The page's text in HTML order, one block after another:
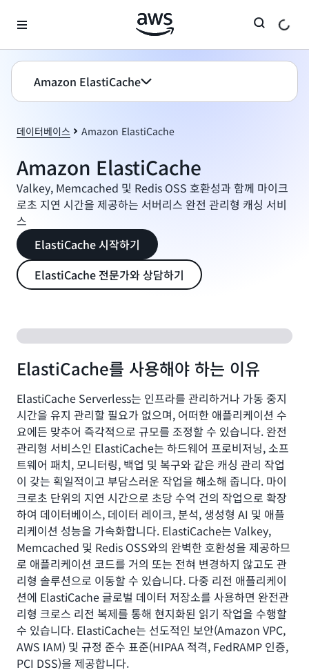
Amazon ElastiCache
데이터베이스 Amazon ElastiCache
Amazon ElastiCache
Valkey, Memcached 및 Redis OSS 호환성과 함께 마이크
로초 지연 시간을 제공하는 서버리스 완전 관리형 캐싱 서비
스
ElastiCache 시작하기
ElastiCache 전문가와 상담하기
ElastiCache를 사용해야 하는 이유
ElastiCache Serverless는 인프라를 관리하거나 가동 중지
시간을 유지 관리할 필요가 없으며, 어떠한 애플리케이션 수
요에든 맞추어 즉각적으로 규모를 조정할 수 있습니다. 완전
관리형 서비스인 ElastiCache는 하드웨어 프로비저닝, 소프
트웨어 패치, 모니터링, 백업 및 복구와 같은 캐싱 관리 작업
이 갖는 획일적이고 부담스러운 작업을 해소해 줍니다. 마이
크로초 단위의 지연 시간으로 초당 수억 건의 작업으로 확장
하여 데이터베이스, 데이터 레이크, 분석, 생성형 AI 및 애플
리케이션 성능을 가속화합니다. ElastiCache는 Valkey,
Memcached 및 Redis OSS와의 완벽한 호환성을 제공하므
로 애플리케이션 코드를 거의 또는 전혀 변경하지 않고도 관
리형 솔루션으로 이동할 수 있습니다. 다중 리전 애플리케이
션에 ElastiCache 글로벌 데이터 저장소를 사용하면 완전관
리형 크로스 리전 복제를 통해 현지화된 읽기 작업을 수행할
수 있습니다. ElastiCache는 선도적인 보안(Amazon VPC,
AWS IAM) 및 규정 준수 표준(HIPAA 적격, FedRAMP 인증,
PCI DSS)을 제공합니다.